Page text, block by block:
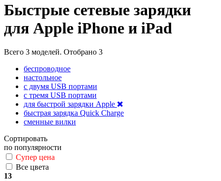
Быстрые сетевые зарядки
для Apple iPhone и iPad
Всего 3 моделей. Отобрано 3
беспроводное
настольное
с двумя USB портами
с тремя USB портами
для быстрой зарядки Apple
быстрая зарядка Quick Charge
сменные вилки
Сортировать
по популярности
Супер цена
Все цвета
13